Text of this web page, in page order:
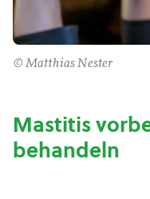
© Matthias Nester
Mastitis
behandeln